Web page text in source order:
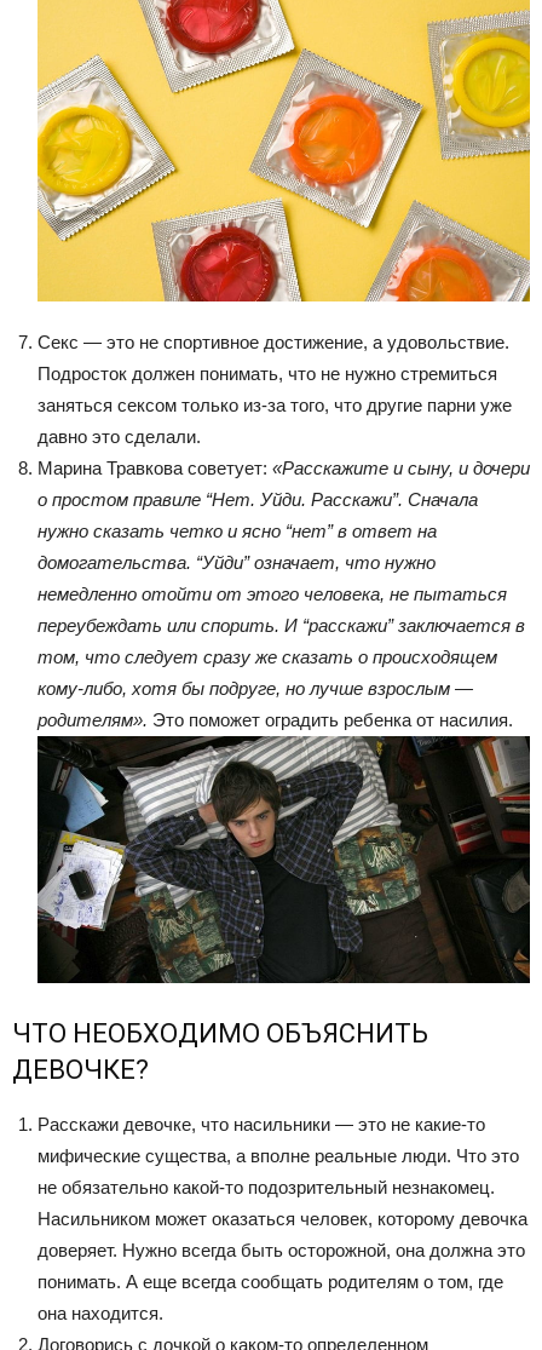
Секс — это не спортивное достижение, а удовольствие.
Подросток должен понимать, что не нужно стремиться
заняться сексом только из-за того, что другие парни уже
давно это сделали.
Марина Травкова советует: «Расскажите и сыну, и дочери
о простом правиле “Нет. Уйди. Расскажи”. Сначала
нужно сказать четко и ясно “нет” в ответ на
домогательства. “Уйди” означает, что нужно
немедленно отойти от этого человека, не пытаться
переубеждать или спорить. И “расскажи” заключается в
том, что следует сразу же сказать о происходящем
кому-либо, хотя бы подруге, но лучше взрослым —
родителям». Это поможет оградить ребенка от насилия.
ЧТО НЕОБХОДИМО ОБЪЯСНИТЬ
ДЕВОЧКЕ?
Расскажи девочке, что насильники — это не какие-то
мифические существа, а вполне реальные люди. Что это
не обязательно какой-то подозрительный незнакомец.
Насильником может оказаться человек, которому девочка
доверяет. Нужно всегда быть осторожной, она должна это
понимать. А еще всегда сообщать родителям о том, где
она находится.
Договорись с дочкой о каком-то определенном